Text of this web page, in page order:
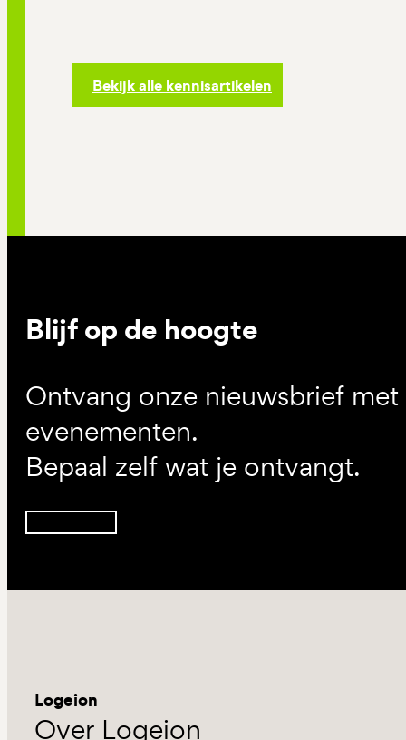
Bekijk alle kennisartikelen
Blijf op de hoogte
Ontvang onze nieuwsbrief
evenementen.
Bepaal zelf wat je ontvangt.
Logeion
Over Logeion